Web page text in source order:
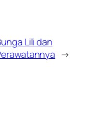
Lili dan
→